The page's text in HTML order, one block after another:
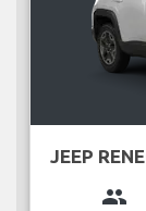
JEEP
group